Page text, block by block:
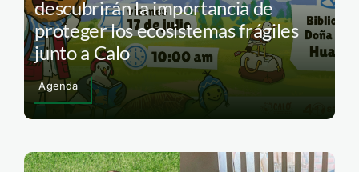
descubrirán la importancia de
proteger los ecosistemas frágiles
junto a Calo
Agenda